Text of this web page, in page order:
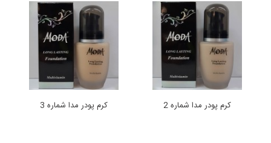
کرم پودر مدا شماره 3 کرم پودر مدا شماره 2